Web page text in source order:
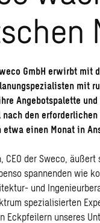
GmbH erwirbt mit
mit
Angebotspalette
nach den
einen Monat in
CEO der Sweco,
spannenden wie
und
spezialisierten
Eckpfeilern unseres